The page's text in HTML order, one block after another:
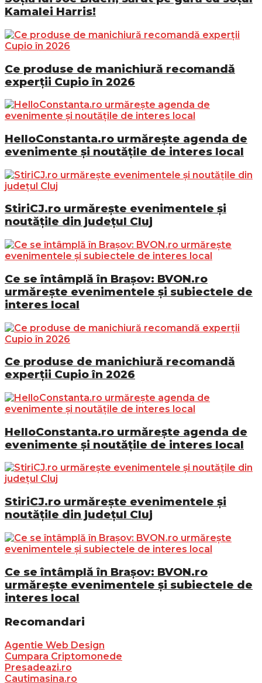
Kamalei Harris!
Ce produse de manichiură recomandă
experții Cupio în 2026
HelloConstanta.ro urmărește agenda de
evenimente și noutățile de interes local
StiriCJ.ro urmărește evenimentele și
noutățile din județul Cluj
Ce se întâmplă în Brașov: BVON.ro
urmărește evenimentele și subiectele de
interes local
Ce produse de manichiură recomandă
experții Cupio în 2026
HelloConstanta.ro urmărește agenda de
evenimente și noutățile de interes local
StiriCJ.ro urmărește evenimentele și
noutățile din județul Cluj
Ce se întâmplă în Brașov: BVON.ro
urmărește evenimentele și subiectele de
interes local
Recomandari
Agentie Web Design
Cumpara Criptomonede
Presadeazi.ro
Cautimasina.ro